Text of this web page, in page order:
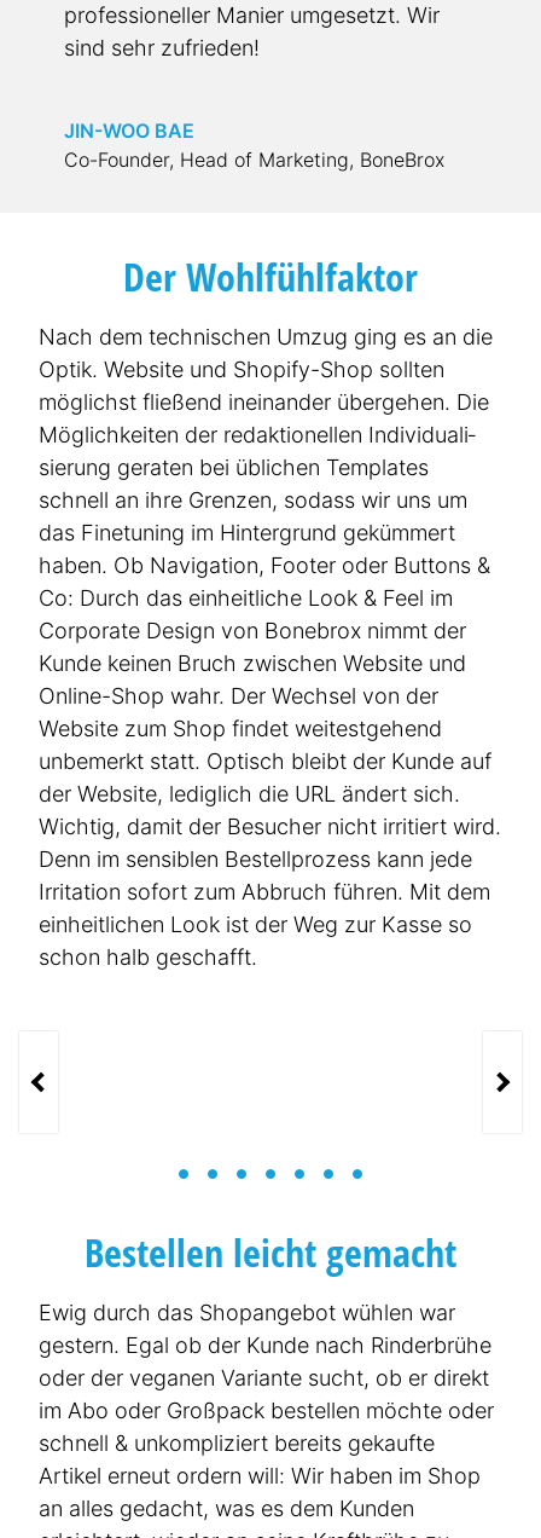
profes­si­o­neller Manier umgesetzt. Wir
sind sehr zufrieden!
JIN-WOO BAE
Co-Founder, Head of Marketing, BoneBrox
Der Wohlfühl­faktor
Nach dem technischen Umzug ging es an die
Optik. Website und Shopify-Shop sollten
möglichst fließend ineinander übergehen. Die
Möglich­keiten der redak­ti­o­nellen Indivi­du­a­li­
sierung geraten bei üblichen Templates
schnell an ihre Grenzen, sodass wir uns um
das Finetuning im Hintergrund gekümmert
haben. Ob Navigation, Footer oder Buttons &
Co: Durch das einheit­liche Look & Feel im
Corporate Design von Bonebrox nimmt der
Kunde keinen Bruch zwischen Website und
Online-Shop wahr. Der Wechsel von der
Website zum Shop findet weitest­gehend
unbemerkt statt. Optisch bleibt der Kunde auf
der Website, lediglich die URL ändert sich.
Wichtig, damit der Besucher nicht irritiert wird.
Denn im sensiblen Bestell­prozess kann jede
Irritation sofort zum Abbruch führen. Mit dem
einheit­lichen Look ist der Weg zur Kasse so
schon halb geschafft.
Bestellen leicht gemacht
Ewig durch das Shopangebot wühlen war
gestern. Egal ob der Kunde nach Rinderbrühe
oder der veganen Variante sucht, ob er direkt
im Abo oder Großpack bestellen möchte oder
schnell & unkom­pli­ziert bereits gekaufte
Artikel erneut ordern will: Wir haben im Shop
an alles gedacht, was es dem Kunden
Lassen Sie uns bei einem
Gespräch heraus­finden, was
wir für Sie tun können.
Optimierung / Relaunch
Online-Marketing